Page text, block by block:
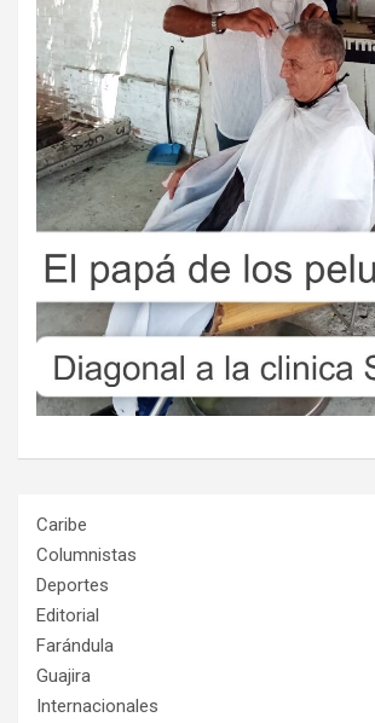
Caribe
Columnistas
Deportes
Editorial
Farándula
Guajira
Internacionales